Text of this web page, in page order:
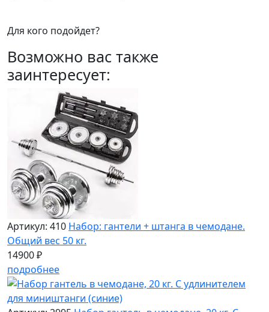
Для кого подойдет?
Возможно вас также
заинтересует:
Артикул: 410 Набор: гантели + штанга в чемодане.
Общий вес 50 кг.
14900 ₽
подробнее